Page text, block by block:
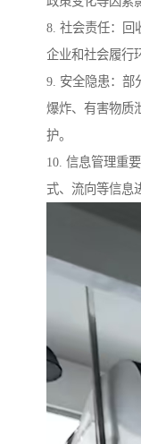
8. 社会责任：回
企业和社会履行
9. 安全隐患：部
爆炸、有害物质
护。
10. 信息管理重
式、流向等信息